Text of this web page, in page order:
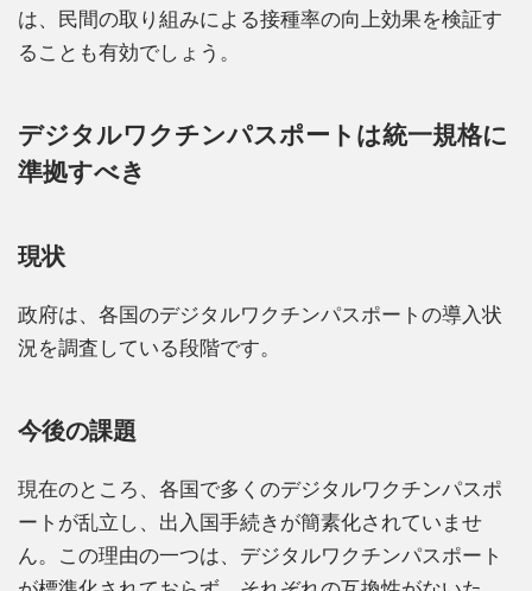
は、民間の取り組みによる接種率の向上効果を検証す
ることも有効でしょう。
デジタルワクチンパスポートは統一規格に
準拠すべき
現状
政府は、各国のデジタルワクチンパスポートの導入状
況を調査している段階です。
今後の課題
現在のところ、各国で多くのデジタルワクチンパスポ
ートが乱立し、出入国手続きが簡素化されていませ
ん。この理由の一つは、デジタルワクチンパスポート